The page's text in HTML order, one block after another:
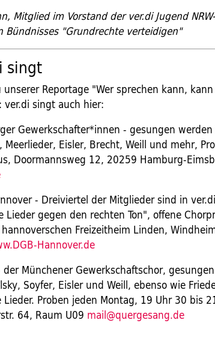
Mitglied im Vorstand der ver.di Jugend
Bündnisses "Grundrechte verteidigen"
singt
unserer Reportage "Wer sprechen kann,
ver.di singt auch hier:
Gewerkschafter*innen - gesungen
Meerlieder, Eisler, Brecht, Weill und mehr,
Doormannsweg 12, 20259 Hamburg-
- Dreiviertel der Mitglieder sind in
Lieder gegen den rechten Ton", offene
Freizeitheim Linden,
Hannover.de
Münchener Gewerkschaftschor,
Soyfer, Eisler und Weill, ebenso wie
Proben jeden Montag, 19 Uhr 30 bis
64, Raum U09 mail@quergesang.de